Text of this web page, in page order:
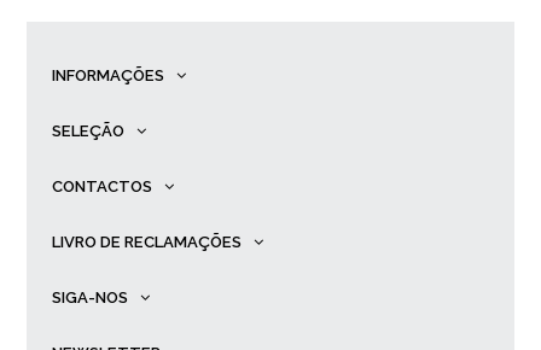
INFORMAÇÕES
SELEÇÃO
CONTACTOS
LIVRO DE RECLAMAÇÕES
SIGA-NOS